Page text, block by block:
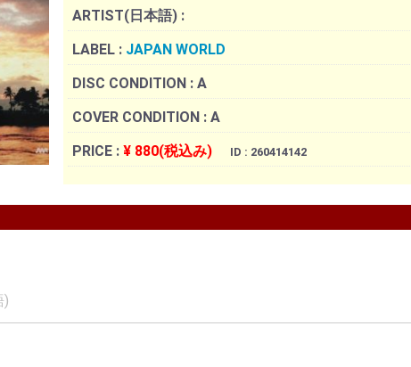
ARTIST(日本語) :
LABEL : JAPAN WORLD
DISC CONDITION : A
COVER CONDITION : A
PRICE : ¥ 880(税込み) ID : 260414142